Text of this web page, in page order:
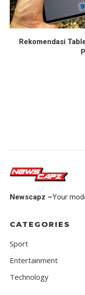
Rekomendasi
Newscapz –Your
CATEGORIES
Sport
Entertainment
Technology